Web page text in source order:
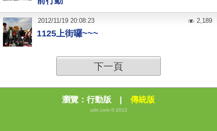
1125上街囉~~~
2012/11/19 20:08:23 2,189
下一頁
瀏覽： 行動版 | 傳統版
udn.com © 2012